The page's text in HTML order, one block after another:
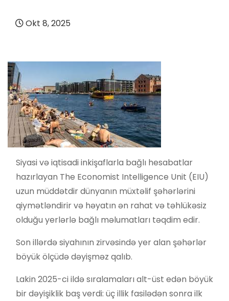
Okt 8, 2025
Siyasi və iqtisadi inkişaflarla bağlı hesabatlar
hazırlayan The Economist Intelligence Unit (EIU)
uzun müddətdir dünyanın müxtəlif şəhərlərini
qiymətləndirir və həyatın ən rahat və təhlükəsiz
olduğu yerlərlə bağlı məlumatları təqdim edir.
Son illərdə siyahının zirvəsində yer alan şəhərlər
böyük ölçüdə dəyişməz qalıb.
Lakin 2025-ci ildə sıralamaları alt-üst edən böyük
bir dəyişiklik baş verdi: üç illik fasilədən sonra ilk